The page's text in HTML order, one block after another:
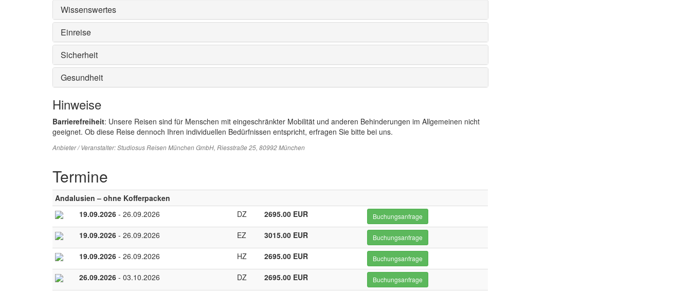
Wissenswertes
Einreise
Sicherheit
Gesundheit
Hinweise
Barrierefreiheit: Unsere Reisen sind für Menschen mit eingeschränkter Mobilität und anderen Behinderungen im Allgemeinen nicht
geeignet. Ob diese Reise dennoch Ihren individuellen Bedürfnissen entspricht, erfragen Sie bitte bei uns.
Anbieter / Veranstalter:Studiosus Reisen München GmbH, Riesstraße 25, 80992 München
Termine
Andalusien – ohne Kofferpacken
19.09.2026 - 26.09.2026 DZ 2695.00 EUR Buchungsanfrage
19.09.2026 - 26.09.2026 EZ 3015.00 EUR Buchungsanfrage
19.09.2026 - 26.09.2026 HZ 2695.00 EUR Buchungsanfrage
26.09.2026 - 03.10.2026 DZ 2695.00 EUR Buchungsanfrage